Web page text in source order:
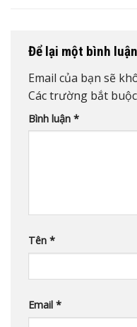
Để lại một bình luận
Email của bạn sẽ
Các trường bắt
Bình luận *
Tên *
Email *